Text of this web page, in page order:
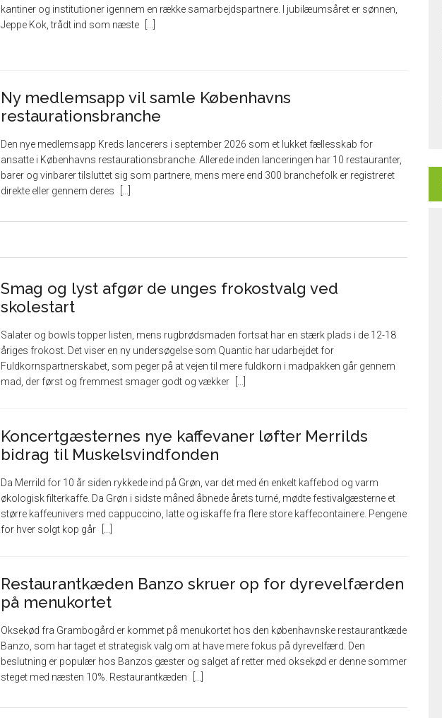
kantiner og institutioner igennem en række samarbejdspartnere. I jubilæumsåret er sønnen,
Jeppe Kok, trådt ind som næste
Ny medlemsapp vil samle Københavns
restaurationsbranche
Den nye medlemsapp Kreds lancerers i september 2026 som et lukket fællesskab for
ansatte i Københavns restaurationsbranche. Allerede inden lanceringen har 10 restauranter,
barer og vinbarer tilsluttet sig som partnere, mens mere end 300 branchefolk er registreret
direkte eller gennem deres
Smag og lyst afgør de unges frokostvalg ved
skolestart
Salater og bowls topper listen, mens rugbrødsmaden fortsat har en stærk plads i de 12-18
åriges frokost. Det viser en ny undersøgelse som Quantic har udarbejdet for
Fuldkornspartnerskabet, som peger på at vejen til mere fuldkorn i madpakken går gennem
mad, der først og fremmest smager godt og vækker
Koncertgæsternes nye kaffevaner løfter Merrilds
bidrag til Muskelsvindfonden
Da Merrild for 10 år siden rykkede ind på Grøn, var det med én enkelt kaffebod og varm
økologisk filterkaffe. Da Grøn i sidste måned åbnede årets turné, mødte festivalgæsterne et
større kaffeunivers med cappuccino, latte og iskaffe fra flere store kaffecontainere. Pengene
for hver solgt kop går
Restaurantkæden Banzo skruer op for dyrevelfærden
på menukortet
Oksekød fra Grambogård er kommet på menukortet hos den københavnske restaurantkæde
Banzo, som har taget et strategisk valg om at have mere fokus på dyrevelfærd. Den
beslutning er populær hos Banzos gæster og salget af retter med oksekød er denne sommer
steget med næsten 10%. Restaurantkæden